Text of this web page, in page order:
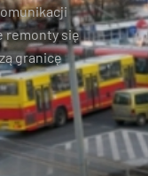
remonty się
granicę